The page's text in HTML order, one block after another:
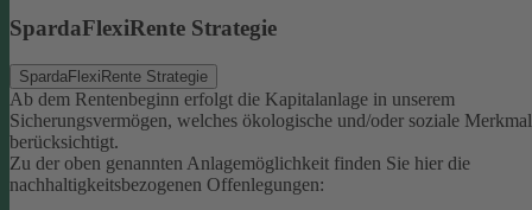
SpardaFlexiRente Strategie
SpardaFlexiRente Strategie
Ab dem Rentenbeginn erfolgt die Kapitalanlage in unserem
Sicherungsvermögen, welches ökologische und/oder soziale
berücksichtigt.
Zu der oben genannten Anlagemöglichkeit finden Sie hier die
nachhaltigkeitsbezogenen Offenlegungen: